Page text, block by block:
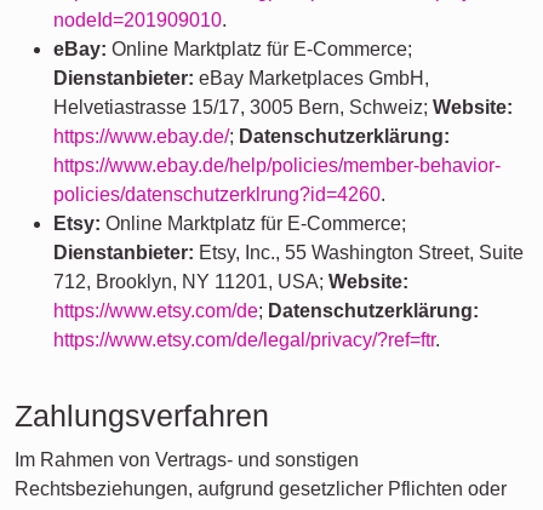
nodeId=201909010.
eBay: Online Marktplatz für E-Commerce;
Dienstanbieter: eBay Marketplaces GmbH,
Helvetiastrasse 15/17, 3005 Bern, Schweiz; Website:
https://www.ebay.de/; Datenschutzerklärung:
https://www.ebay.de/help/policies/member-behavior-
policies/datenschutzerklrung?id=4260.
Etsy: Online Marktplatz für E-Commerce;
Dienstanbieter: Etsy, Inc., 55 Washington Street, Suite
712, Brooklyn, NY 11201, USA; Website:
https://www.etsy.com/de; Datenschutzerklärung:
https://www.etsy.com/de/legal/privacy/?ref=ftr.
Zahlungsverfahren
Im Rahmen von Vertrags- und sonstigen
Rechtsbeziehungen, aufgrund gesetzlicher Pflichten oder